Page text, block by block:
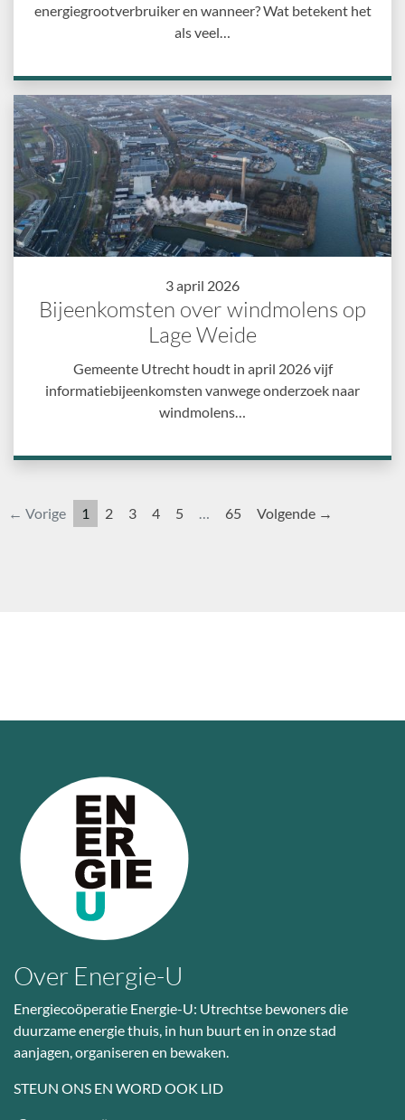
energiegrootverbruiker en wanneer? Wat betekent het
als veel…
3 april 2026
Bijeenkomsten over windmolens op
Lage Weide
Gemeente Utrecht houdt in april 2026 vijf
informatiebijeenkomsten vanwege onderzoek naar
windmolens…
← Vorige 1 2 3 4 5 … 65 Volgende →
Over Energie-U
Energiecoöperatie Energie-U: Utrechtse bewoners die
duurzame energie thuis, in hun buurt en in onze stad
aanjagen, organiseren en bewaken.
STEUN ONS EN WORD OOK LID